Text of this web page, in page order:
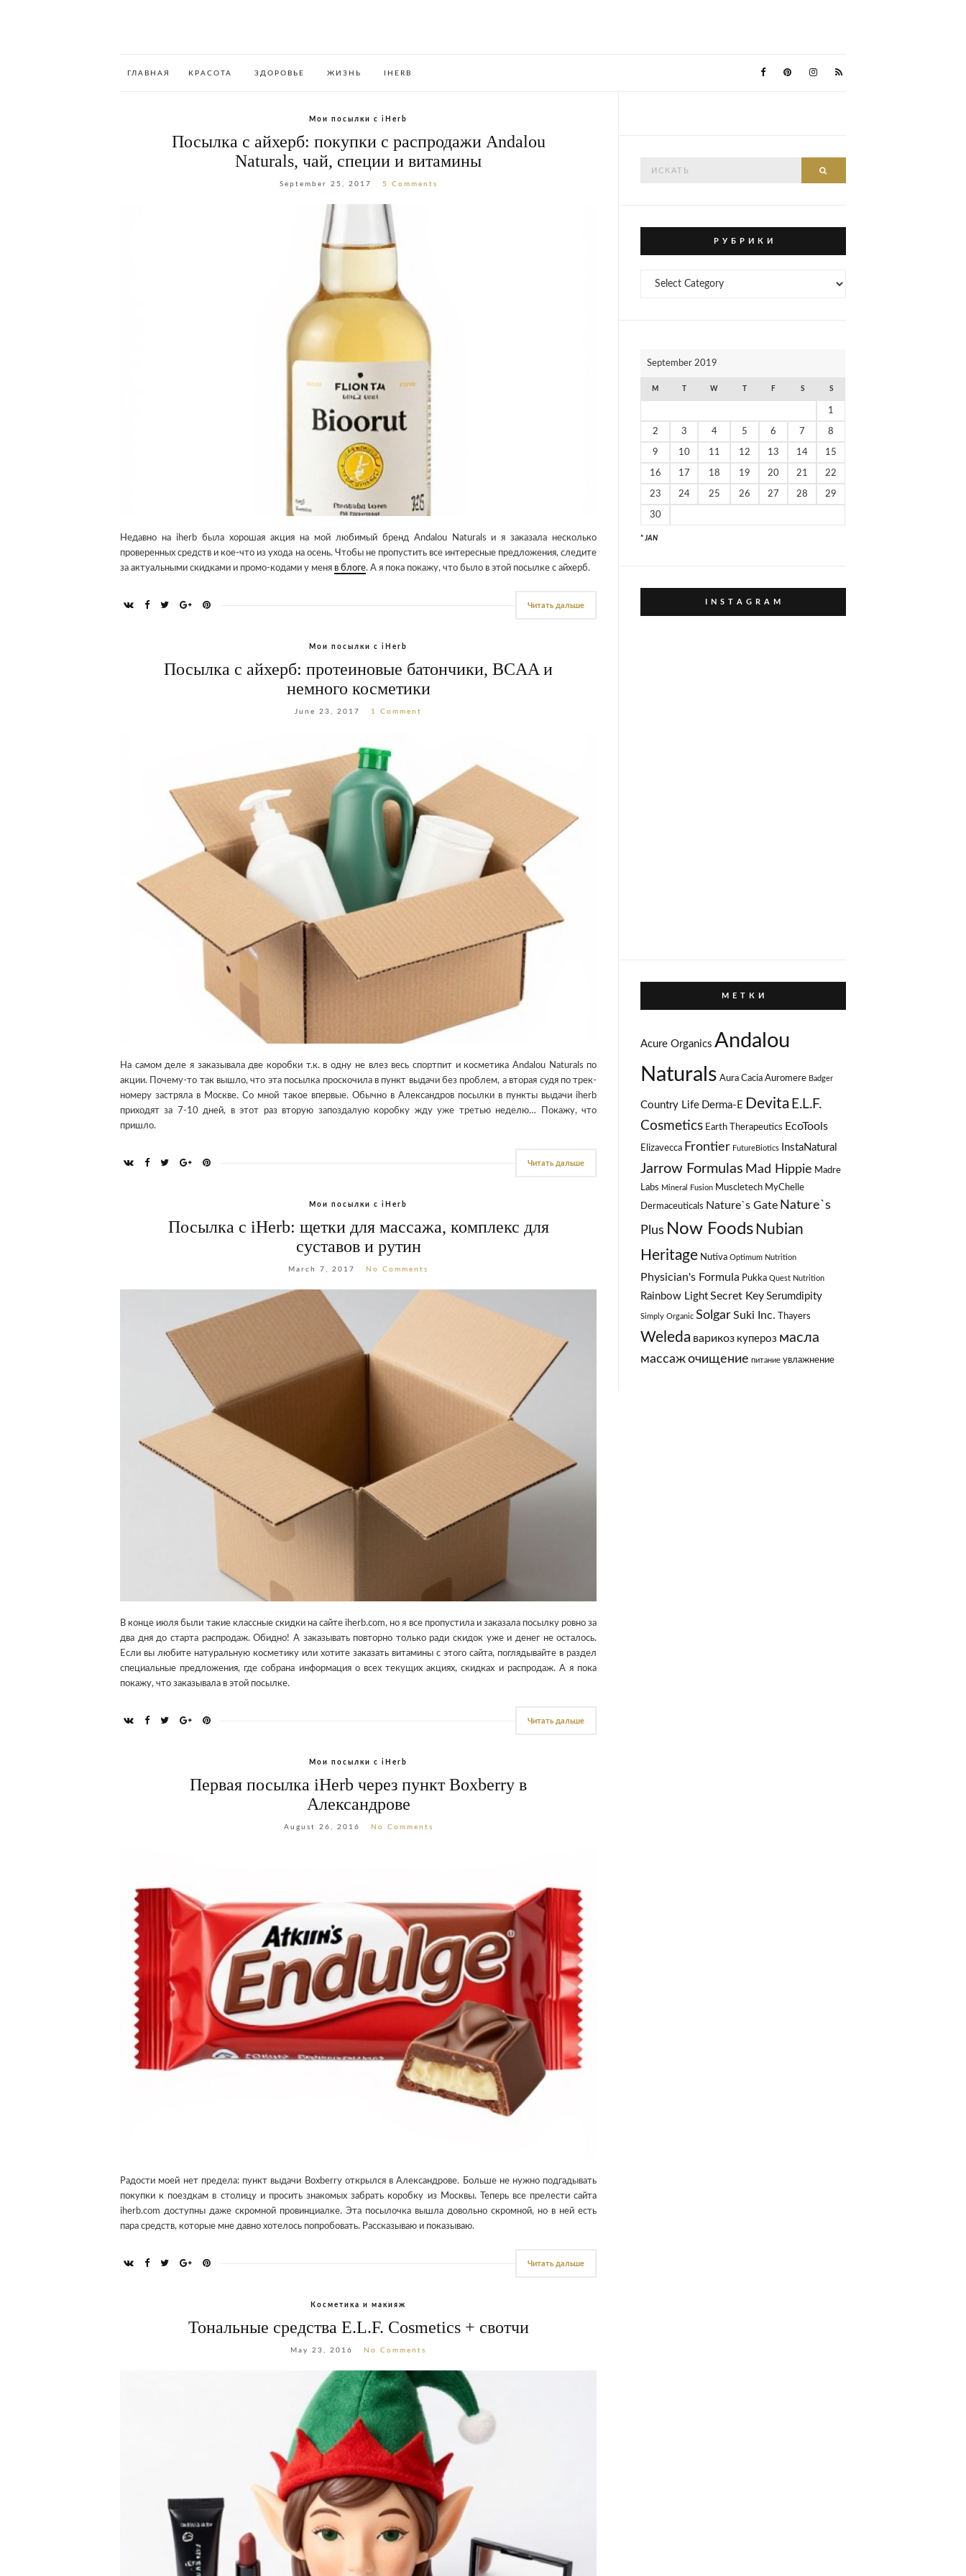
ГЛАВНАЯ КРАСОТА ЗДОРОВЬЕ ЖИЗНЬ IHERB
Мои посылки с iHerb
Посылка с айхерб: покупки с распродажи Andalou
Naturals, чай, специи и витамины
September 25, 2017 5 Comments
Недавно на iherb была хорошая акция на мой любимый бренд Andalou Naturals и я заказала несколько
проверенных средств и кое-что из ухода на осень. Чтобы не пропустить все интересные предложения, следите
за актуальными скидками и промо-кодами у меня в блоге. А я пока покажу, что было в этой посылке с айхерб.
Читать дальше
Мои посылки с iHerb
Посылка с айхерб: протеиновые батончики, BCAA и
немного косметики
June 23, 2017 1 Comment
На самом деле я заказывала две коробки т.к. в одну не влез весь спортпит и косметика Andalou Naturals по
акции. Почему-то так вышло, что эта посылка проскочила в пункт выдачи без проблем, а вторая судя по трек-
номеру застряла в Москве. Со мной такое впервые. Обычно в Александров посылки в пункты выдачи iherb
приходят за 7-10 дней, в этот раз вторую запоздалую коробку жду уже третью неделю… Покажу, что
пришло.
Читать дальше
Мои посылки с iHerb
Посылка с iHerb: щетки для массажа, комплекс для
суставов и рутин
March 7, 2017 No Comments
В конце июля были такие классные скидки на сайте iherb.com, но я все пропустила и заказала посылку ровно за
два дня до старта распродаж. Обидно! А заказывать повторно только ради скидок уже и денег не осталось.
Если вы любите натуральную косметику или хотите заказать витамины с этого сайта, поглядывайте в раздел
специальные предложения, где собрана информация о всех текущих акциях, скидках и распродаж. А я пока
покажу, что заказывала в этой посылке.
Читать дальше
Мои посылки с iHerb
Первая посылка iHerb через пункт Boxberry в
Александрове
August 26, 2016 No Comments
Радости моей нет предела: пункт выдачи Boxberry открылся в Александрове. Больше не нужно подгадывать
покупки к поездкам в столицу и просить знакомых забрать коробку из Москвы. Теперь все прелести сайта
iherb.com доступны даже скромной провинциалке. Эта посылочка вышла довольно скромной, но в ней есть
пара средств, которые мне давно хотелось попробовать. Рассказываю и показываю.
Читать дальше
Косметика и макияж
Тональные средства E.L.F. Cosmetics + свотчи
May 23, 2016 No Comments
Р У Б Р И К И
ИSeptember 2019
M W F S S
" JAN
1
2 3 4 5 6 7 8
9 10 11 12 13 14 15
16 17 18 19 20 21 22
23 24 25 26 27 28 29
30
I N S T A G R A M
М Е Т К И
Acure Organics Andalou
Naturals Aura Cacia Auromere Badger
Country Life Derma-E Devita E.L.F.
Cosmetics Earth Therapeutics EcoTools
Elizavecca Frontier FutureBiotics InstaNatural
Jarrow Formulas Mad Hippie Madre
Labs Mineral Fusion Muscletech MyChelle
Dermaceuticals Nature`s Gate Nature`s
Plus Now Foods Nubian
Heritage Nutiva Optimum Nutrition
Physician's Formula Pukka Quest Nutrition
Rainbow Light Secret Key Serumdipity
Simply Organic Solgar Suki Inc. Thayers
Weleda варикоз купероз масла
массажочищение питание увлажнение